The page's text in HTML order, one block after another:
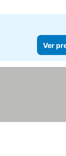
Ver